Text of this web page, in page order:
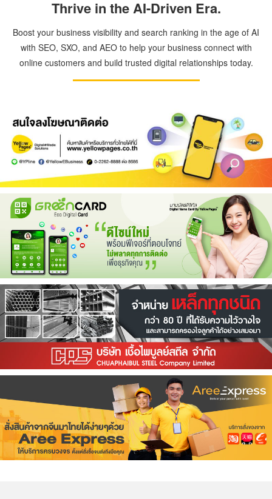
Thrive in the AI-Driven Era.
Boost your business visibility and search ranking in the age of AI
with SEO, SXO, and AEO to help your business connect with
online customers and build trusted digital relationships today.